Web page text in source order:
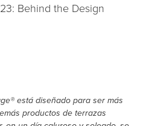
Behind the Design
está diseñado para ser más
productos de terrazas